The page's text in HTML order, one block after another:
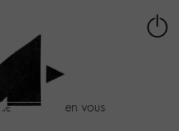
de l'Est-parisien vous